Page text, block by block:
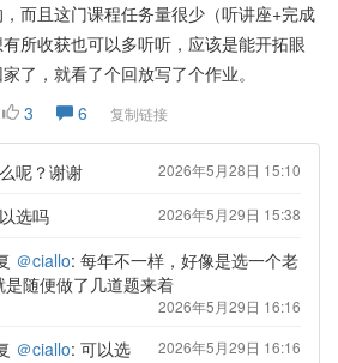
而且这门课程任务量很少（听讲座+完成
所收获也可以多听听，应该是能开拓眼
了，就看了个回放写了个作业。
3 6 复制链接
呢？谢谢 2026年5月28日 15:10
选吗 2026年5月29日 15:38
＠ciallo: 每年不一样，好像是选一个老
随便做了几道题来着
2026年5月29日 16:16
＠ciallo: 可以选 2026年5月29日 16:16